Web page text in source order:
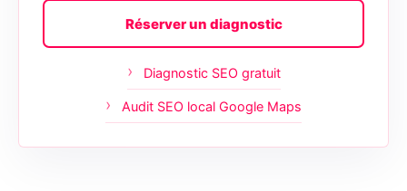
Réserver un diagnostic
Diagnostic SEO gratuit
Audit SEO local Google Maps